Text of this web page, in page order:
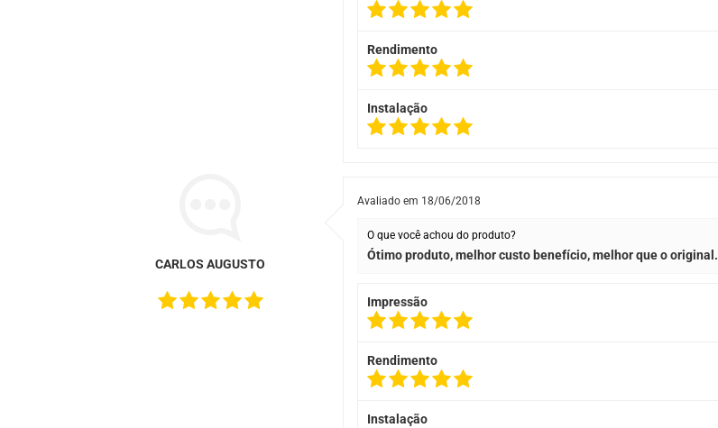
Rendimento
Instalação
CARLOS AUGUSTO
Avaliado em 18/06/2018
O que você achou do produto?
Ótimo produto, melhor custo benefício, melhor que o original.
Impressão
Rendimento
Instalação